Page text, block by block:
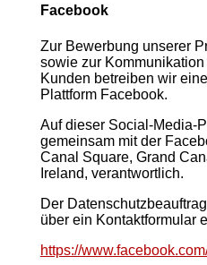
Facebook
Zur Bewerbung unserer
sowie zur
Kunden betreiben wir
Plattform Facebook.
Auf dieser Social-Media-
gemeinsam mit der
Canal Square, Grand
Ireland, verantwortlich.
Der
über ein Kontaktformular
https://